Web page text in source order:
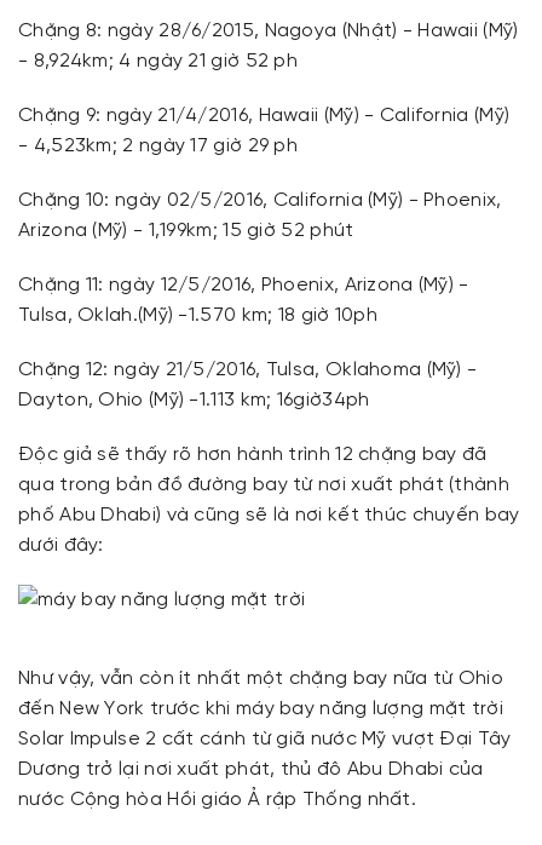
Chặng 8: ngày 28/6/2015, Nagoya (Nhật) - Hawaii (Mỹ)
- 8,924km; 4 ngày 21 giờ 52 ph
Chặng 9: ngày 21/4/2016, Hawaii (Mỹ) - California (Mỹ)
- 4,523km; 2 ngày 17 giờ 29 ph
Chặng 10: ngày 02/5/2016, California (Mỹ) - Phoenix,
Arizona (Mỹ) - 1,199km; 15 giờ 52 phút
Chặng 11: ngày 12/5/2016, Phoenix, Arizona (Mỹ) -
Tulsa, Oklah.(Mỹ) -1.570 km; 18 giờ 10ph
Chặng 12: ngày 21/5/2016, Tulsa, Oklahoma (Mỹ) -
Dayton, Ohio (Mỹ) -1.113 km; 16giờ34ph
Độc giả sẽ thấy rõ hơn hành trình 12 chặng bay đã
qua trong bản đồ đường bay từ nơi xuất phát (thành
phố Abu Dhabi) và cũng sẽ là nơi kết thúc chuyến bay
dưới đây:
Như vậy, vẫn còn ít nhất một chặng bay nữa từ Ohio
đến New York trước khi máy bay năng lượng mặt trời
Solar Impulse 2 cất cánh từ giã nước Mỹ vượt Đại Tây
Dương trở lại nơi xuất phát, thủ đô Abu Dhabi của
nước Cộng hòa Hồi giáo Ả rập Thống nhất.